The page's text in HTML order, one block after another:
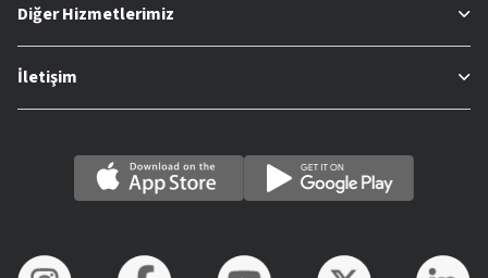
Diğer Hizmetlerimiz
İletişim